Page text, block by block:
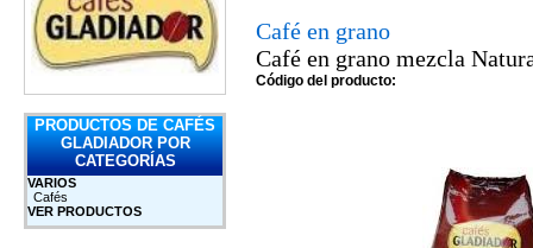
PRODUCTOS DE CAFÉS
GLADIADOR POR
CATEGORÍAS
VARIOS
Cafés
VER PRODUCTOS
Café en grano
Café en grano mezcla
Código del producto: